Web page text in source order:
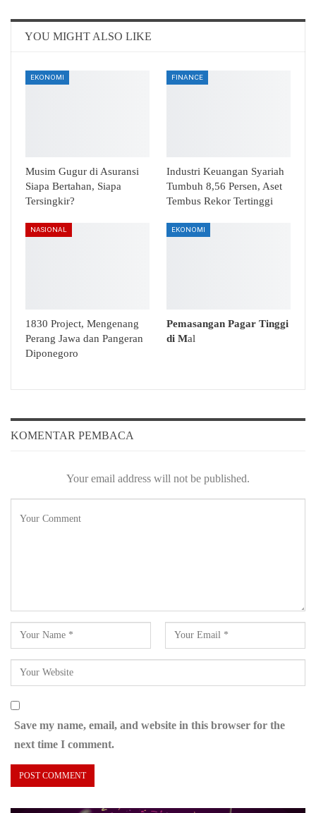
YOU MIGHT ALSO LIKE
EKONOMI
Musim Gugur di Asuransi
Siapa Bertahan, Siapa
Tersingkir?
FINANCE
Industri Keuangan Syariah
Tumbuh 8,56 Persen, Aset
Tembus Rekor Tertinggi
NASIONAL
1830 Project, Mengenang
Perang Jawa dan Pangeran
Diponegoro
EKONOMI
Pemasangan Pagar Tinggi
di Mal
KOMENTAR PEMBACA
Your email address will not be published.
Save my name, email, and website in this browser for the
next time I comment.